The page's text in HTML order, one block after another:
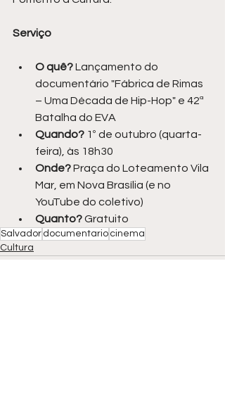
Serviço
O quê? Lançamento do
documentário "Fábrica de Rimas
– Uma Década de Hip-Hop" e 42ª
Batalha do EVA
Quando? 1º de outubro (quarta-
feira), às 18h30
Onde? Praça do Loteamento Vila
Mar, em Nova Brasília (e no
YouTube do coletivo)
Quanto? Gratuito
Salvador documentario cinema
Cultura